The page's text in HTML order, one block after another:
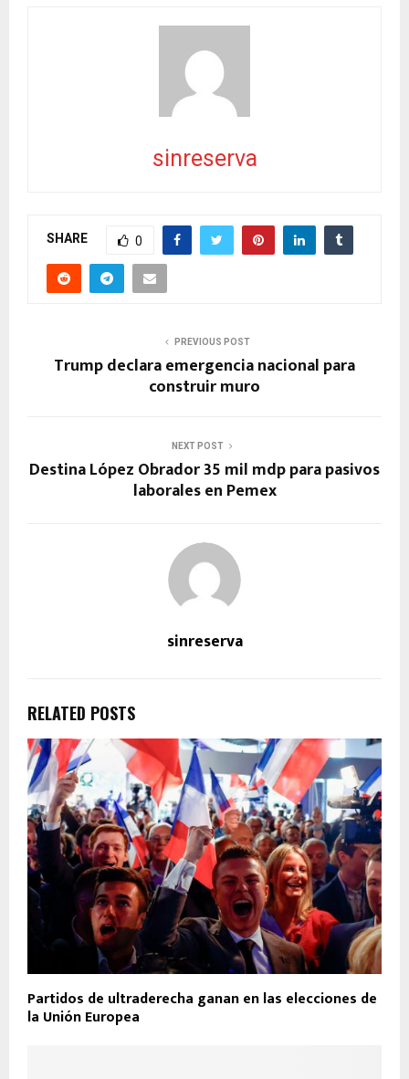
sinreserva
SHARE 0
PREVIOUS POST
Trump declara emergencia nacional para
construir muro
NEXT POST
Destina López Obrador 35 mil mdp para pasivos
laborales en Pemex
sinreserva
RELATED POSTS
Partidos de ultraderecha ganan en las elecciones de
la Unión Europea